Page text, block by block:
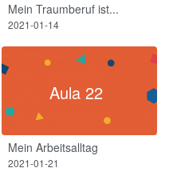
Mein Traumberuf ist...
2021-01-14
Aula 22
Mein Arbeitsalltag
2021-01-21